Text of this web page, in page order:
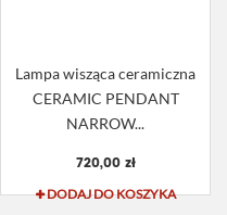
Lampa wisząca ceramiczna
CERAMIC PENDANT
NARROW...
720,00 zł
DODAJ DO KOSZYKA